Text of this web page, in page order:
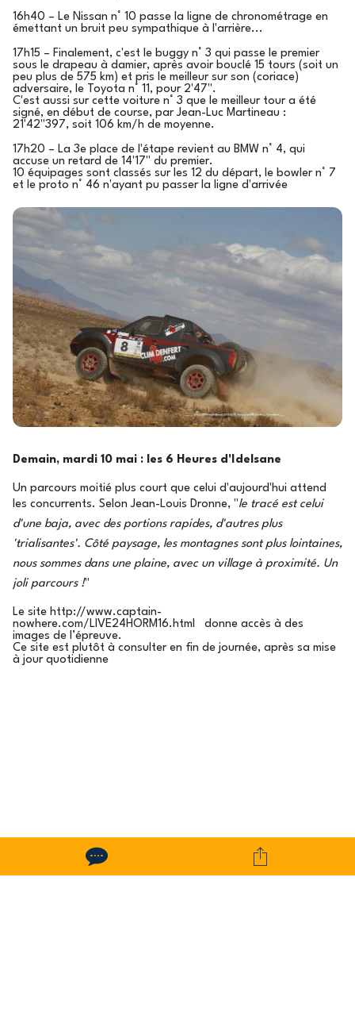
16h40 – Le Nissan n° 10 passe la ligne de chronométrage en
émettant un bruit peu sympathique à l'arrière...
17h15 – Finalement, c'est le buggy n° 3 qui passe le premier
sous le drapeau à damier, après avoir bouclé 15 tours (soit un
peu plus de 575 km) et pris le meilleur sur son (coriace)
adversaire, le Toyota n° 11, pour 2'47".
C'est aussi sur cette voiture n° 3 que le meilleur tour a été
signé, en début de course, par Jean-Luc Martineau :
21'42"397, soit 106 km/h de moyenne.
17h20 – La 3e place de l'étape revient au BMW n° 4, qui
accuse un retard de 14'17" du premier.
10 équipages sont classés sur les 12 du départ, le bowler n° 7
et le proto n° 46 n'ayant pu passer la ligne d'arrivée
Demain, mardi 10 mai : les 6 Heures d'Idelsane
Un parcours moitié plus court que celui d'aujourd'hui attend
les concurrents. Selon Jean-Louis Dronne, "le tracé est celui
d'une baja, avec des portions rapides, d'autres plus
'trialisantes'. Côté paysage, les montagnes sont plus lointaines,
nous sommes dans une plaine, avec un village à proximité. Un
joli parcours !"
Le site http://www.captain-
nowhere.com/LIVE24HORM16.html donne accès à des
images de l’épreuve.
Ce site est plutôt à consulter en fin de journée, après sa mise
à jour quotidienne